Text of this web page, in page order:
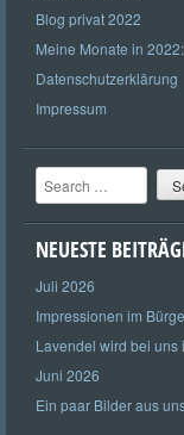
Blog privat 2022
Meine Monate in 2022:
Datenschutzerklärung
Impressum
Search
NEUESTE
Juli 2026
Impressionen im
Lavendel wird bei uns
Juni 2026
Ein paar Bilder aus